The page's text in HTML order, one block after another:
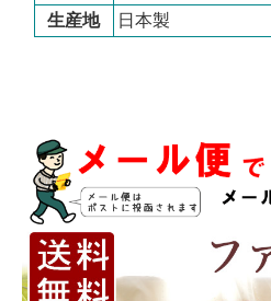
生産地
日本製